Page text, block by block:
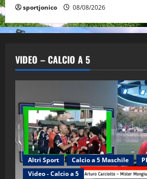
sportjonico 08/08/2026
VIDEO – CALCIO A 5
Altri Sport Calcio a 5 Maschile
Video - Calcio a 5